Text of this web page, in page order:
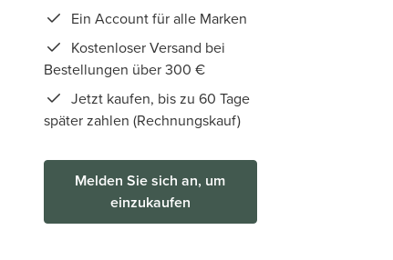
Ein Account für alle Marken
Kostenloser Versand bei
Bestellungen über 300 €
Jetzt kaufen, bis zu 60 Tage
später zahlen (Rechnungskauf)
Melden Sie sich an, um
einzukaufen